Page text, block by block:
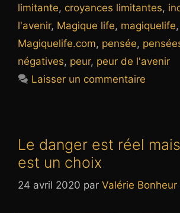
limitante, croyances limitantes,
l'avenir, Magique life, magiquelife,
Magiquelife.com, pensée,
négatives, peur, peur de l'avenir
Laisser un commentaire
Le danger est réel
est un choix
24 avril 2020 par Valérie Bonheur